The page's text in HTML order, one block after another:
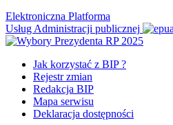
Elektroniczna Platforma
Usług Administracji publicznej
Jak korzystać z BIP ?
Rejestr zmian
Redakcja BIP
Mapa serwisu
Deklaracja dostępności